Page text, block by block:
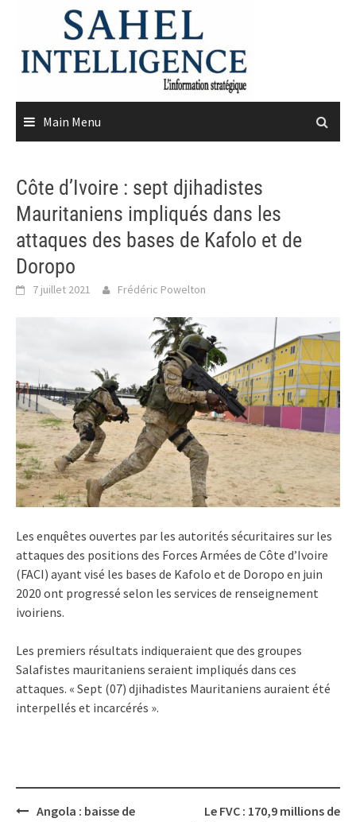
content
Main Menu
Côte d’Ivoire : sept djihadistes
Mauritaniens impliqués dans les
attaques des bases de Kafolo et de
Doropo
7 juillet 2021 Frédéric Powelton
Les enquêtes ouvertes par les autorités sécuritaires sur les
attaques des positions des Forces Armées de Côte d’Ivoire
(FACI) ayant visé les bases de Kafolo et de Doropo en juin
2020 ont progressé selon les services de renseignement
ivoiriens.
Les premiers résultats indiqueraient que des groupes
Salafistes mauritaniens seraient impliqués dans ces
attaques. « Sept (07) djihadistes Mauritaniens auraient été
interpellés et incarcérés ».
PostAngola : baisse de
Le FVC : 170,9 millions de